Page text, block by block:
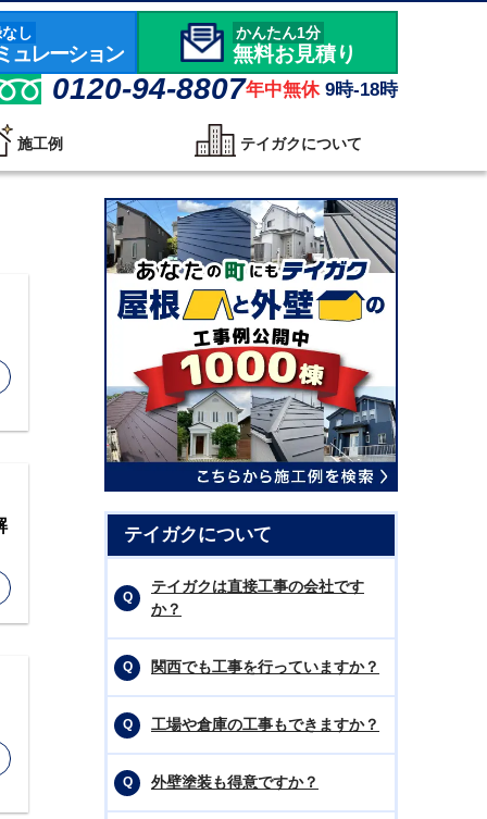
し
ュレーション
かんたん1分
無料お見積り
0120-94-8807年中無休 9時-18時
施工例 テイガクについて
テイガクについて
テイガクは直接工事の会社です
か？
関西でも工事を行っていますか？
工場や倉庫の工事もできますか？
外壁塗装も得意ですか？